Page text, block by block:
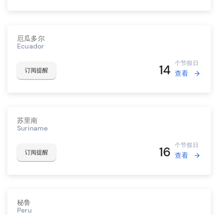
厄瓜多尔
Ecuador
订阅提醒 14 个节假日
查看
苏里南
Suriname
订阅提醒 16 个节假日
查看
秘鲁
Peru